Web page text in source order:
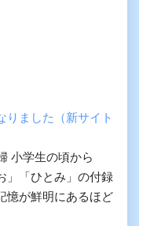
りました（新サイト
小学生の頃から
」「ひとみ」の付録
憶が鮮明にあるほど